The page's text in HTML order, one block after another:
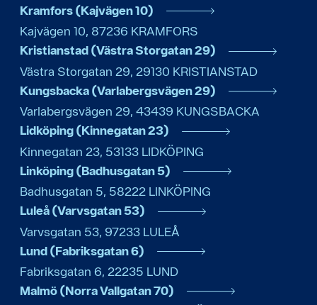
Kramfors (Kajvägen 10)
Kajvägen 10, 87236 KRAMFORS
Kristianstad (Västra Storgatan 29)
Västra Storgatan 29, 29130 KRISTIANSTAD
Kungsbacka (Varlabergsvägen 29)
Varlabergsvägen 29, 43439 KUNGSBACKA
Lidköping (Kinnegatan 23)
Kinnegatan 23, 53133 LIDKÖPING
Linköping (Badhusgatan 5)
Badhusgatan 5, 58222 LINKÖPING
Luleå (Varvsgatan 53)
Varvsgatan 53, 97233 LULEÅ
Lund (Fabriksgatan 6)
Fabriksgatan 6, 22235 LUND
Malmö (Norra Vallgatan 70)